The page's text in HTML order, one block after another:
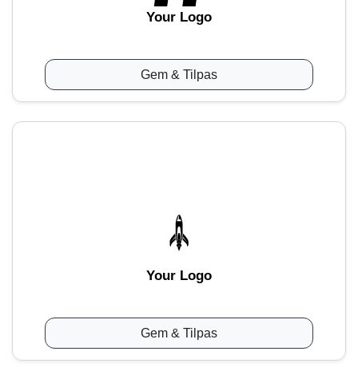
Your Logo
Gem & Tilpas
Your Logo
Gem & Tilpas